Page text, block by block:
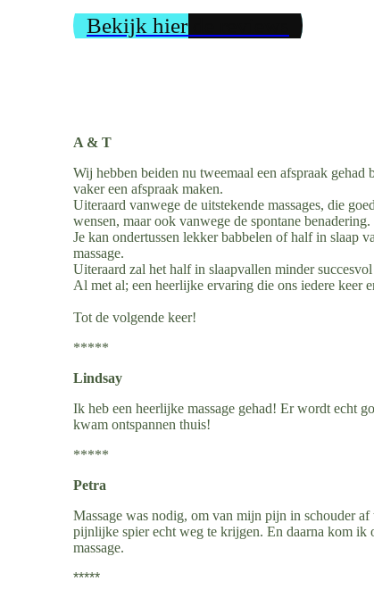
Bekijk hier de reviews
A & T
Wij hebben beiden nu tweemaal een afspraak gehad
vaker een afspraak maken.
Uiteraard vanwege de uitstekende massages, die
wensen, maar ook vanwege de spontane benadering.
Je kan ondertussen lekker babbelen of half in slaap
massage.
Uiteraard zal het half in slaapvallen minder
Al met al; een heerlijke ervaring die ons iedere keer
Tot de volgende keer!
*****
Lindsay
Ik heb een heerlijke massage gehad! Er wordt echt
kwam ontspannen thuis!
*****
Petra
Massage was nodig, om van mijn pijn in schouder
pijnlijke spier echt weg te krijgen. En daarna kom ik
massage.
*****